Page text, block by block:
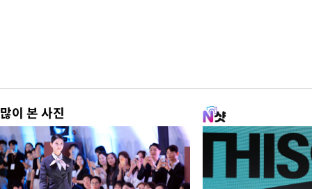
많이 본 사진